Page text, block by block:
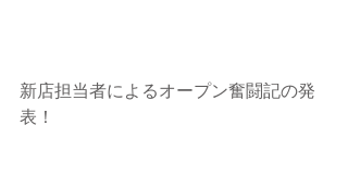
新店担当者によるオープン奮闘記の発
表！